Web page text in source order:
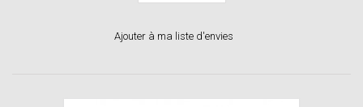
Ajouter à ma liste d'envies